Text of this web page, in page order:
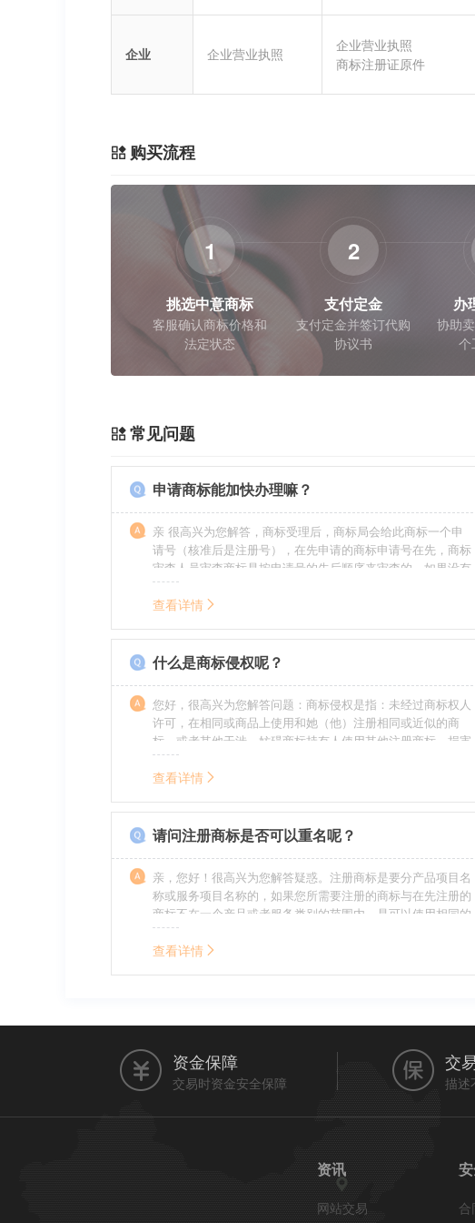
企业
企业营业执照
企业营业执照
商标注册证原件
购买流程
1
挑选中意商标
客服确认商标价格和
法定状态
2
支付定金
支付定金并签订代购
协议书
办
协助
个
常见问题
申请商标能加快办理嘛？
亲 很高兴为您解答，商标受理后，商标局会给此商标一个申
请号（核准后是注册号），在先申请的商标申请号在先，商标
审查人员审查商标是按申请号的先后顺序来审查的，如果没有
特殊情况（受理案件需要，被异议等），不会延迟也不会提
前。
查看详情
什么是商标侵权呢？
您好，很高兴为您解答问题：商标侵权是指：未经过商标权人
许可，在相同或商品上使用和她（他）注册相同或近似的商
标，或者其他干涉、妨碍商标持有人使用其他注册商标，损害
商标持有人合法权益的其他行为。侵权的人通常需要承担侵权
的责任，明知侵权的行为的人要承担赔偿的责任。情节严重
查看详情
请问注册商标是否可以重名呢？
亲，您好！很高兴为您解答疑惑。注册商标是要分产品项目名
称或服务项目名称的，如果您所需要注册的商标与在先注册的
商标不在一个产品或者服务类别的范围内，是可以使用相同的
名称的。希望我的回答能帮到您。
查看详情
资金保障
交易时资金安全保障
交
描述
资讯
网站交易 合